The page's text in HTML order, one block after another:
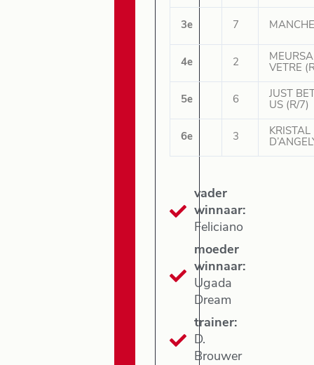
3e 7
4e 2
VETRE
5e 6
JUST
US (R/7)
6e 3
KRISTAL
vader
winnaar:
Feliciano
moeder
winnaar:
Ugada
Dream
trainer:
D.
Brouwer